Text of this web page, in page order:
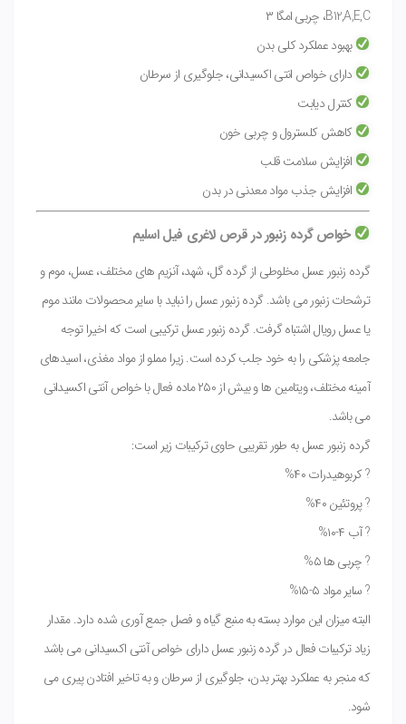
B12,A,E,C، چربی امگا ۳
بهبود عملکرد کلی بدن
دارای خواص انتی اکسیدانی، جلوگیری از سرطان
کنترل دیابت
کاهش کلسترول و چربی خون
افزایش سلامت قلب
افزایش جذب مواد معدنی در بدن
خواص گرده زنبور در قرص لاغری فیل اسلیم
گرده زنبور عسل مخلوطی از گرده گل، شهد، آنزیم های مختلف، عسل، موم و
ترشحات زنبور می باشد. گرده زنبور عسل را نباید با سایر محصولات مانند موم
یا عسل رویال اشتباه گرفت. گرده زنبور عسل ترکیبی است که اخیرا توجه
جامعه پزشکی را به خود جلب کرده است. زیرا مملو از مواد مغذی، اسیدهای
آمینه مختلف، ویتامین ها و بیش از ۲۵۰ ماده فعال با خواص آنتی اکسیدانی
می باشد.
گرده زنبور عسل به طور تقریبی حاوی ترکیبات زیر است:
? کربوهیدرات ۴۰%
? پروتئین ۴۰%
? آب ۴-۱۰%
? چربی ها ۵%
? سایر مواد ۵-۱۵%
البته میزان این موارد بسته به منبع گیاه و فصل جمع آوری شده دارد. مقدار
زیاد ترکیبات فعال در گرده زنبور عسل دارای خواص آنتی اکسیدانی می باشد
که منجر به عملکرد بهتر بدن، جلوگیری از سرطان و به تاخیر افتادن پیری می
شود.